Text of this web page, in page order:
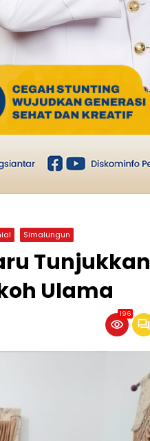
Simalungun
Tunjukkan
Ulama
196